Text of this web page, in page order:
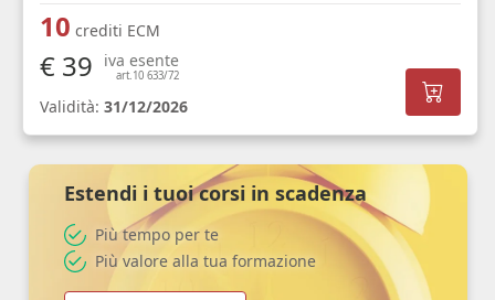
10 crediti ECM
€ 39 iva esente
art.10 633/72
Validità: 31/12/2026
Estendi i tuoi corsi in scadenza
Più tempo per te
Più valore alla tua formazione